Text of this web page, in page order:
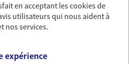
santé qui
en acceptant lescookiesde
utilisateurs qui nous aident à
nos services.
expérience